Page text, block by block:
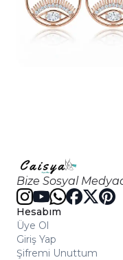
Bize Sosyal
Hesabım
Üye Ol
Giriş Yap
Şifremi Unuttum